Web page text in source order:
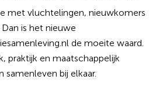
met vluchtelingen, nieuwkomers
is het nieuwe
de moeite waard.
praktijk en maatschappelijk
samenleven bij elkaar.